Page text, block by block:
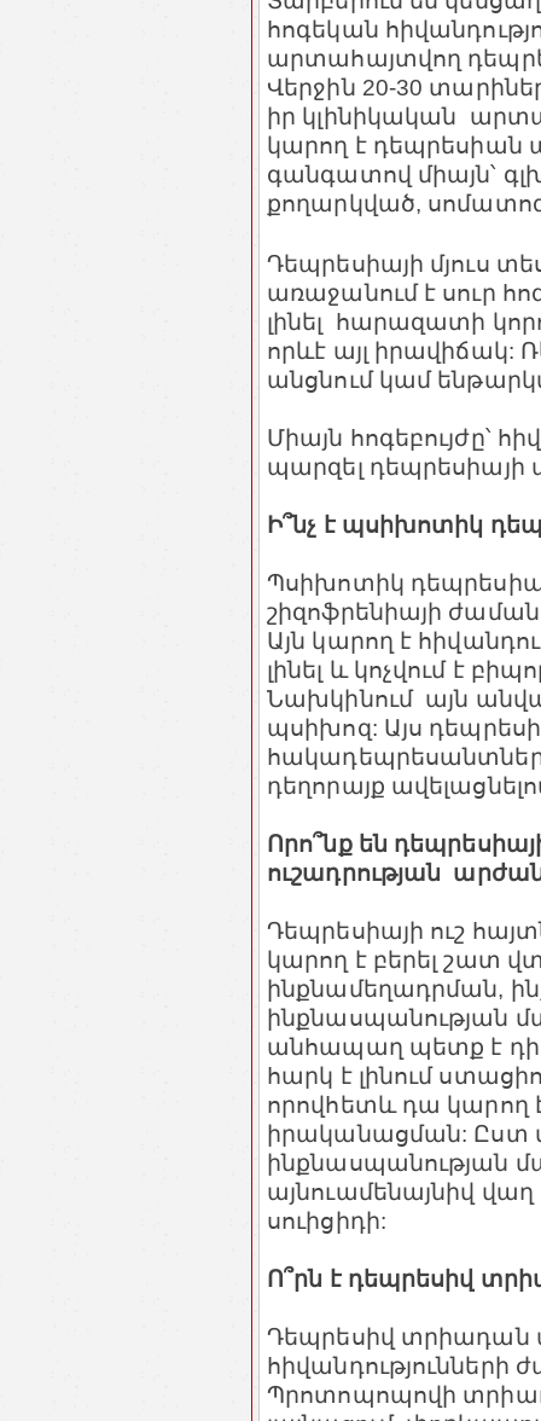
հոգեկան
արտահայտվող
Վերջին 20-30
իր կլինիկական
կարող է դեպրեսիան
գանգատով միայն՝
քողարկված,
Դեպրեսիայի մյուս
առաջանում է սուր
լինել հարազատի
որևէ այլ իրավիճակ:
անցնում կամ
Միայն հոգեբույժը՝
պարզել դեպրեսիայի
Ի՞նչ է պսիխոտիկ
Պսիխոտիկ
շիզոֆրենիայի
Այն կարող է
լինել և կոչվում է
Նախկինում այն
պսիխոզ: Այս
դեղորայք
Որո՞նք են
ուշադրության
Դեպրեսիայի ուշ
կարող է բերել շատ
ինքնամեղադրման,
ինքնասպանության
անհապաղ պետք է
հարկ է լինում
որովհետև դա կարող
իրականացման: Ըստ
ինքնասպանության
այնուամենայնիվ վաղ
սուիցիդի:
Ո՞րն է դեպրեսիվ
Դեպրեսիվ տրիադան
հիվանդությունների
Պրոտոպոպովի